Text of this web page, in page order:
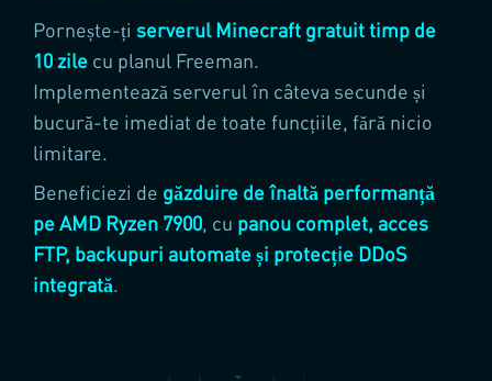
Pornește-ți serverul Minecraft gratuit timp de
10 zile cu planul Freeman.
Implementează serverul în câteva secunde și
bucură-te imediat de toate funcțiile, fără nicio
limitare.
Beneficiezi de găzduire de înaltă performanță
pe AMD Ryzen 7900, cu panou complet, acces
FTP, backupuri automate și protecție DDoS
integrată.